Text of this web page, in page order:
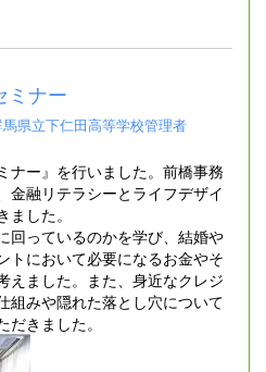
ミナー
県立下仁田高等学校管理者
ナー』を行いました。前橋事務
金融リテラシーとライフデザイ
した。
回っているのかを学び、結婚や
トにおいて必要になるお金やそ
えました。また、身近なクレジ
組みや隠れた落とし穴について
きました。